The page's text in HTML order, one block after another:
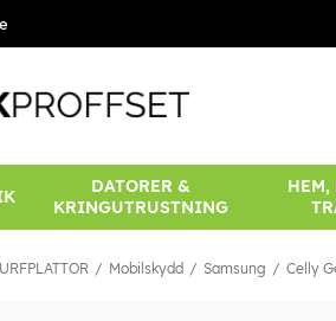
DATORER &
KRINGUTRUSTNING
Mobilskydd Samsung Celly